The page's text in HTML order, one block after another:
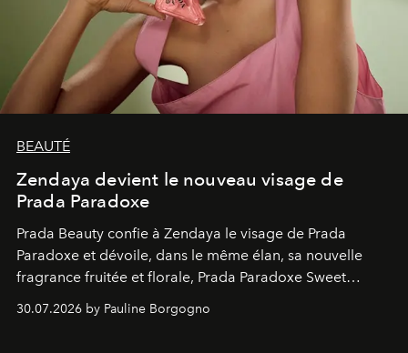
BEAUTÉ
Zendaya devient le nouveau visage de
Prada Paradoxe
Prada Beauty confie à Zendaya le visage de Prada
Paradoxe et dévoile, dans le même élan, sa nouvelle
fragrance fruitée et florale, Prada Paradoxe Sweet
30.07.2026 by Pauline Borgogno